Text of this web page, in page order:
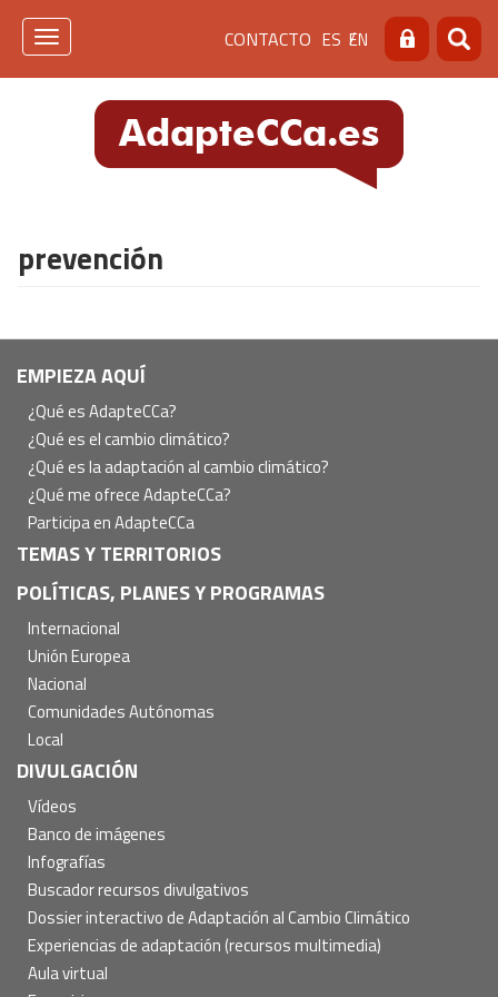
Pasar
Menú
de
cabecera
[contacto]
CONTACTO ES EN Buscar
Toggle
prevención
Navegación
principal
EMPIEZA AQUÍ
¿Qué es AdapteCCa?
¿Qué es el cambio climático?
¿Qué es la adaptación al cambio climático?
¿Qué me ofrece AdapteCCa?
Participa en AdapteCCa
TEMAS Y TERRITORIOS
POLÍTICAS, PLANES Y PROGRAMAS
Internacional
Unión Europea
Nacional
Comunidades Autónomas
Local
DIVULGACIÓN
Vídeos
Banco de imágenes
Infografías
Buscador recursos divulgativos
Dossier interactivo de Adaptación al Cambio Climático
Experiencias de adaptación (recursos multimedia)
Aula virtual